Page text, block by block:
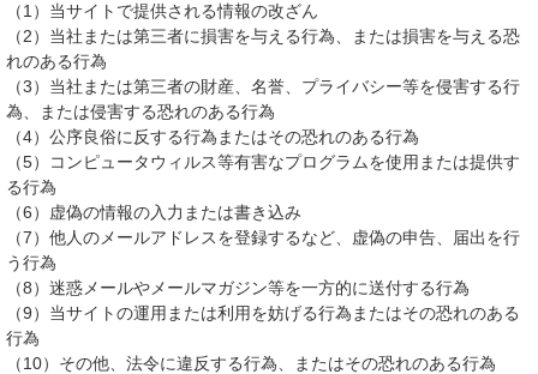
（1）当サイトで提供される情報の改ざん
（2）当社または第三者に損害を与える行為、または損害を与える恐
れのある行為
（3）当社または第三者の財産、名誉、プライバシー等を侵害する行
為、または侵害する恐れのある行為
（4）公序良俗に反する行為またはその恐れのある行為
（5）コンピュータウィルス等有害なプログラムを使用または提供す
る行為
（6）虚偽の情報の入力または書き込み
（7）他人のメールアドレスを登録するなど、虚偽の申告、届出を行
う行為
（8）迷惑メールやメールマガジン等を一方的に送付する行為
（9）当サイトの運用または利用を妨げる行為またはその恐れのある
行為
（10）その他、法令に違反する行為、またはその恐れのある行為